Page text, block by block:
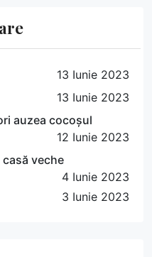
13 Iunie 2023
13 Iunie 2023
auzea cocoșul
12 Iunie 2023
veche
4 Iunie 2023
3 Iunie 2023